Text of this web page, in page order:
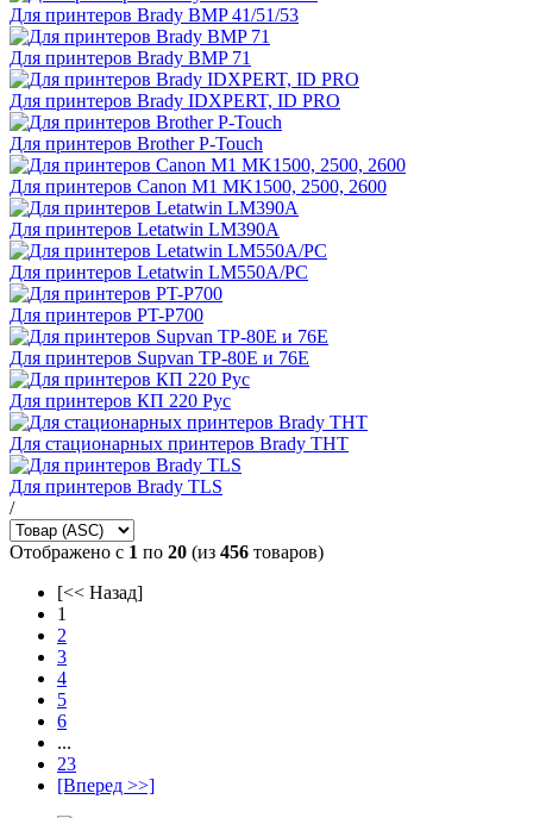
Для принтеров Brady BMP 41/51/53
Для принтеров Brady BMP 71
Для принтеров Brady IDXPERT, ID PRO
Для принтеров Brother P-Touch
Для принтеров Canon M1 MK1500, 2500, 2600
Для принтеров Letatwin LM390A
Для принтеров Letatwin LM550A/PC
Для принтеров PT-P700
Для принтеров Supvan TP-80E и 76E
Для принтеров КП 220 Рус
Для стационарных принтеров Brady THT
Для принтеров Brady TLS
/
Отображено с 1 по 20 (из 456 товаров)
[<< Назад]
1
2
3
4
5
6
...
23
[Вперед >>]